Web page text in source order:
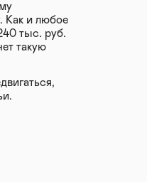
Как и любое
тыс. руб.
такую